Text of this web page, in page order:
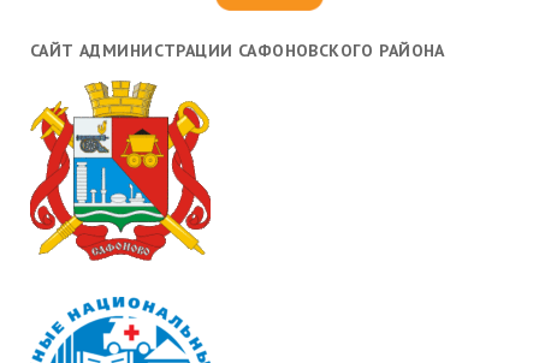
САЙТ АДМИНИСТРАЦИИ САФОНОВСКОГО РАЙОНА